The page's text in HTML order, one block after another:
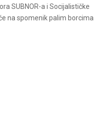
SUBNOR-a i Socijalističke
na spomenik palim borcima